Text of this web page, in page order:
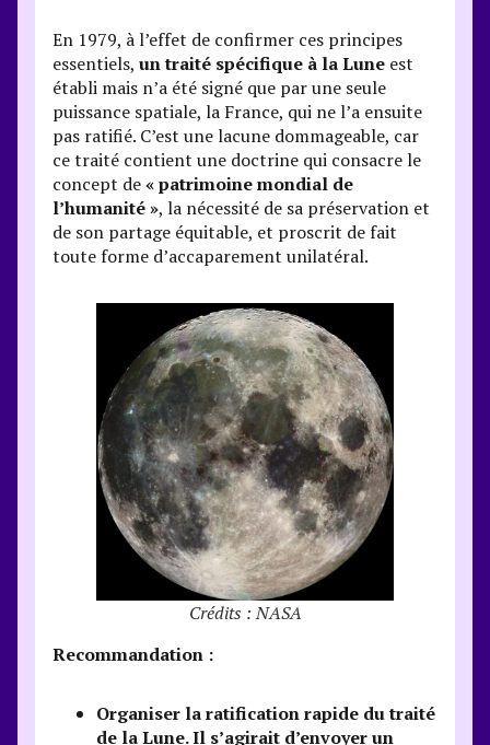
En 1979, à l’effet de confirmer ces principes
essentiels, un traité spécifique à la Lune est
établi mais n’a été signé que par une seule
puissance spatiale, la France, qui ne l’a ensuite
pas ratifié. C’est une lacune dommageable, car
ce traité contient une doctrine qui consacre le
concept de« patrimoine mondial de
l’humanité », la nécessité de sa préservation et
de son partage équitable, et proscrit de fait
toute forme d’accaparement unilatéral.
Crédits : NASA
Recommandation :
Organiser la ratification rapide du traité
de la Lune. Il s’agirait d’envoyer un